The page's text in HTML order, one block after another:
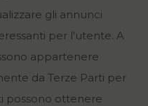
gli annunci
per l'utente. A
appartenere
da Terze Parti per
possono ottenere